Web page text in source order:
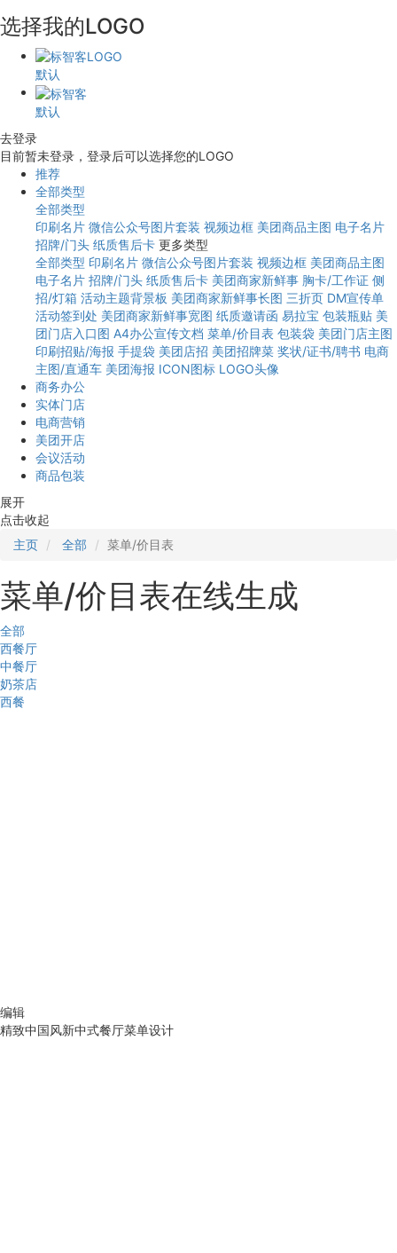
选择我的LOGO
默认
默认
去登录
目前暂未登录，登录后可以选择您的LOGO
推荐
全部类型
全部类型
印刷名片 微信公众号图片套装 视频边框 美团商品主图 电子名片
招牌/门头 纸质售后卡 更多类型
全部类型 印刷名片 微信公众号图片套装 视频边框 美团商品主图
电子名片 招牌/门头 纸质售后卡 美团商家新鲜事 胸卡/工作证 侧
招/灯箱 活动主题背景板 美团商家新鲜事长图 三折页 DM宣传单
活动签到处 美团商家新鲜事宽图 纸质邀请函 易拉宝 包装瓶贴 美
团门店入口图 A4办公宣传文档 菜单/价目表 包装袋 美团门店主图
印刷招贴/海报 手提袋 美团店招 美团招牌菜 奖状/证书/聘书 电商
主图/直通车 美团海报 ICON图标 LOGO头像
商务办公
实体门店
电商营销
美团开店
会议活动
商品包装
展开
点击收起
主页
全部 菜单/价目表
菜单/价目表在线生成
全部
西餐厅
中餐厅
奶茶店
西餐
编辑
精致中国风新中式餐厅菜单设计